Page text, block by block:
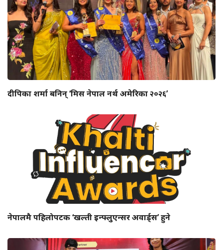
दीपिका शर्मा बनिन् ‘मिस नेपाल नर्थ अमेरिका २०२६’
नेपालमै पहिलोपटक ‘खल्ती इन्फ्लुएन्सर अवार्ड्स’ हुने